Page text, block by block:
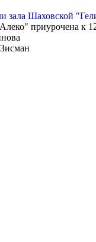
зала Шаховской
приурочена к